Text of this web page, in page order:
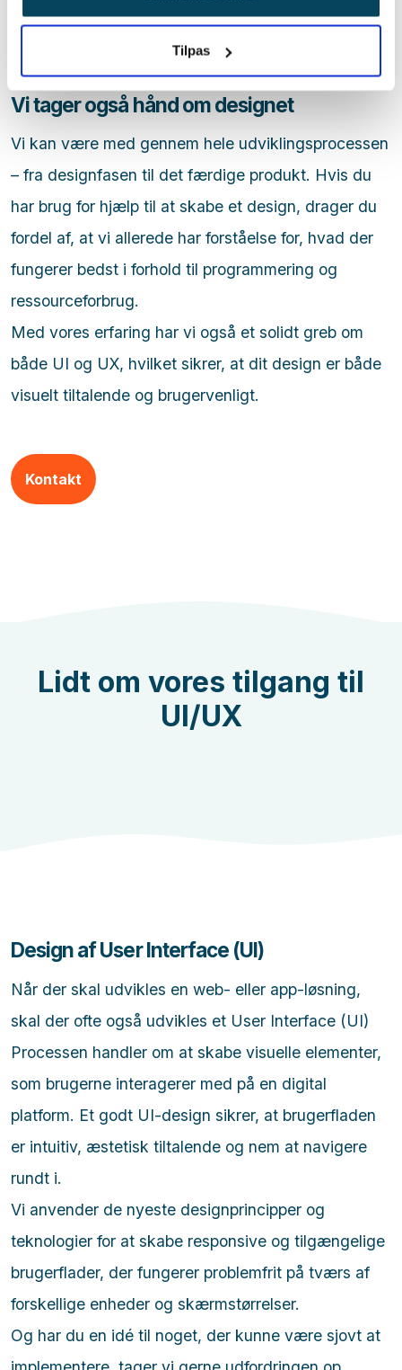
Tilpas
Vi tager også hånd om designet
Vi kan være med gennem hele udviklingsprocessen
– fra designfasen til det færdige produkt. Hvis du
har brug for hjælp til at skabe et design, drager du
fordel af, at vi allerede har forståelse for, hvad der
fungerer bedst i forhold til programmering og
ressourceforbrug.
Med vores erfaring har vi også et solidt greb om
både UI og UX, hvilket sikrer, at dit design er både
visuelt tiltalende og brugervenligt.
Kontakt
Lidt om vores tilgang til
UI/UX
Design af User Interface (UI)
Når der skal udvikles en web- eller app-løsning,
skal der ofte også udvikles et User Interface (UI)
Processen handler om at skabe visuelle elementer,
som brugerne interagerer med på en digital
platform. Et godt UI-design sikrer, at brugerfladen
er intuitiv, æstetisk tiltalende og nem at navigere
rundt i.
Vi anvender de nyeste designprincipper og
teknologier for at skabe responsive og tilgængelige
brugerflader, der fungerer problemfrit på tværs af
forskellige enheder og skærmstørrelser.
Og har du en idé til noget, der kunne være sjovt at